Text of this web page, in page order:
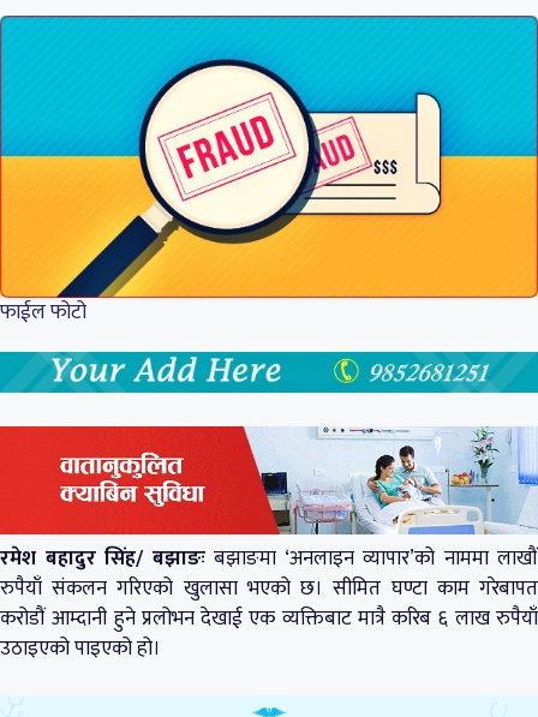
फाईल फोटो
रमेश बहादुर सिंह/ बझाङःबझाङमा ‘अनलाइन व्यापार’को नाममा लाखौं
रुपैयाँ संकलन गरिएको खुलासा भएको छ। सीमित घण्टा काम गरेबापत
करोडौं आम्दानी हुने प्रलोभन देखाई एक व्यक्तिबाट मात्रै करिब ६ लाख रुपैयाँ
उठाइएको पाइएको हो।